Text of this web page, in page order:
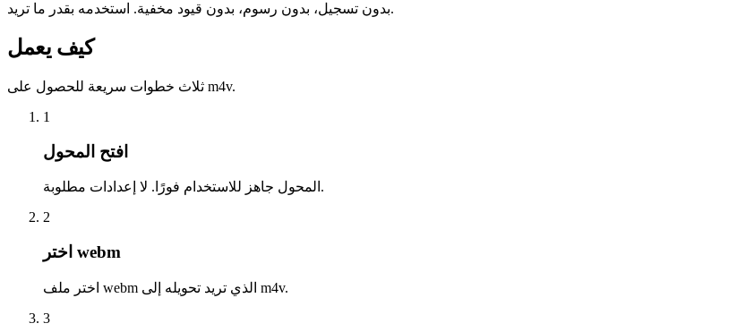
بدون تسجيل، بدون رسوم، بدون قيود مخفية. استخدمه بقدر ما تريد.
كيف يعمل
ثلاث خطوات سريعة للحصول على m4v.
1
افتح المحول
المحول جاهز للاستخدام فورًا. لا إعدادات مطلوبة.
2
اختر webm
اختر ملف webm الذي تريد تحويله إلى m4v.
3